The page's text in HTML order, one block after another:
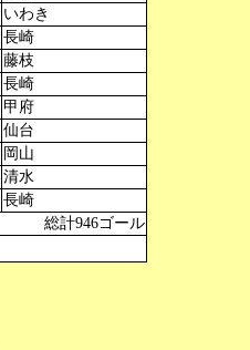
いわき
長崎
藤枝
長崎
甲府
仙台
岡山
清水
長崎
総計946ゴール